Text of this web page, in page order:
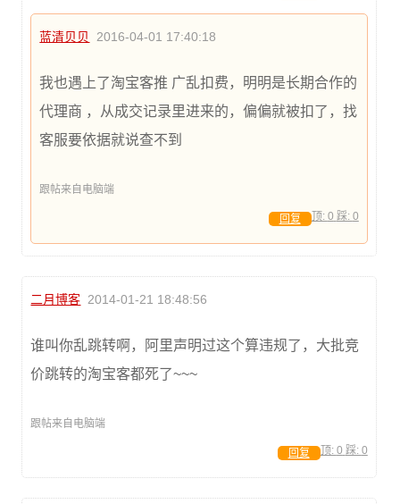
蓝清贝贝 2016-04-01 17:40:18
我也遇上了淘宝客推 广乱扣费，明明是长期合作的
代理商 ，从成交记录里进来的，偏偏就被扣了，找
客服要依据就说查不到
跟帖来自电脑端
顶: 0 踩: 0
回复
二月博客 2014-01-21 18:48:56
谁叫你乱跳转啊，阿里声明过这个算违规了，大批竞
价跳转的淘宝客都死了~~~
跟帖来自电脑端
顶: 0 踩: 0
回复